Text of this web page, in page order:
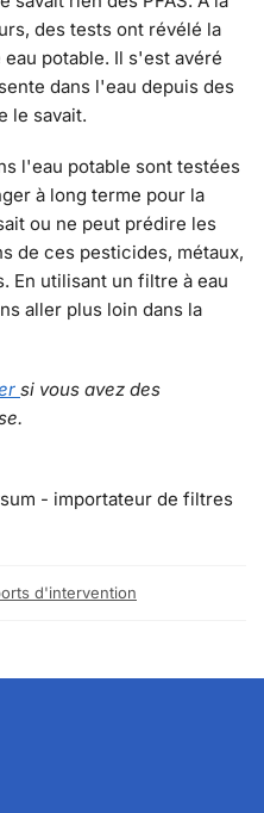
des tests ont révélé la
potable. Il s'est avéré
dans l'eau depuis des
le savait.
l'eau potable sont testées
à long terme pour la
ou ne peut prédire les
de ces pesticides, métaux,
En utilisant un filtre à eau
aller plus loin dans la
si vous avez des
- importateur de filtres
d'intervention